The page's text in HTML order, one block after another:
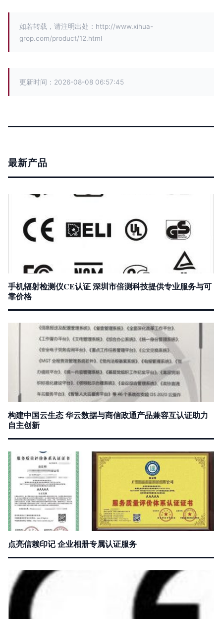
如若转载，请注明出处：http://www.xihua-
grop.com/product/12.html
更新时间：2026-08-08 06:57:45
最新产品
手机辐射检测仪CE认证 深圳市倍测科技提供专业服务与可
靠价格
构建中国云生态 华云数据与商信政通产品兼容互认证助力
自主创新
点亮信赖印记 企业相册专属认证服务